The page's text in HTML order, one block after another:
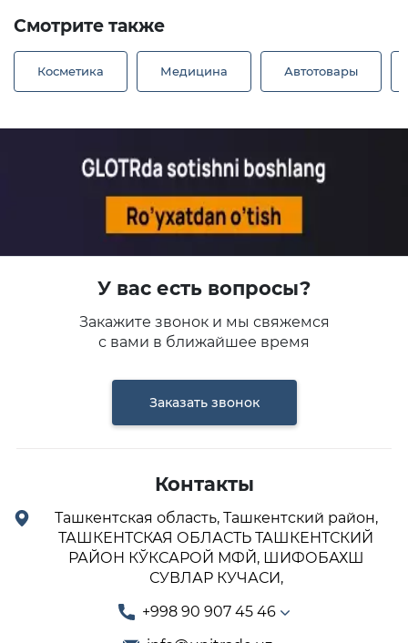
Смотрите также
Косметика Медицина Автотовары
У вас есть вопросы?
Закажите звонок и мы свяжемся
с вами в ближайшее время
Заказать звонок
Контакты
Ташкентская область, Ташкентский район,
ТАШКЕНТСКАЯ ОБЛАСТЬ ТАШКЕНТСКИЙ
РАЙОН КЎКСАРОЙ МФЙ, ШИФОБАХШ
СУВЛАР КУЧАСИ,
+998 90 907 45 46